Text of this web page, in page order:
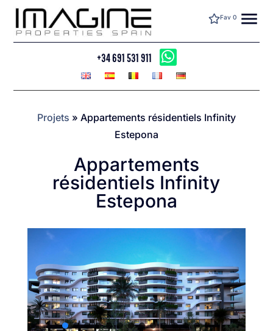
+34 691 531 911
menu
Fav 0
Projets » Appartements résidentiels Infinity
Estepona
Appartements
résidentiels Infinity
Estepona